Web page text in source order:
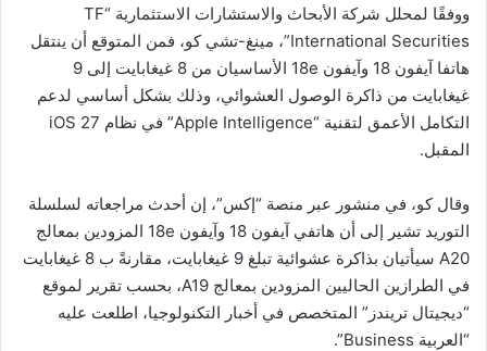
ووفقًا لمحلل شركة الأبحاث والاستشارات الاستثمارية “TF
International Securities”، مينغ-تشي كو، فمن المتوقع أن ينتقل
هاتفا آيفون 18 وآيفون 18e الأساسيان من 8 غيغابايت إلى 9
غيغابايت من ذاكرة الوصول العشوائي، وذلك بشكل أساسي لدعم
التكامل الأعمق لتقنية “Apple Intelligence” في نظام iOS 27
المقبل.
وقال كو، في منشور عبر منصة “إكس”، إن أحدث مراجعاته لسلسلة
التوريد تشير إلى أن هاتفي آيفون 18 وآيفون 18e المزودين بمعالج
A20 سيأتيان بذاكرة عشوائية تبلغ 9 غيغابايت، مقارنةً ب 8 غيغابايت
في الطرازين الحاليين المزودين بمعالج A19، بحسب تقرير لموقع
“ديجيتال تريندز” المتخصص في أخبار التكنولوجيا، اطلعت عليه
“العربية Business”.